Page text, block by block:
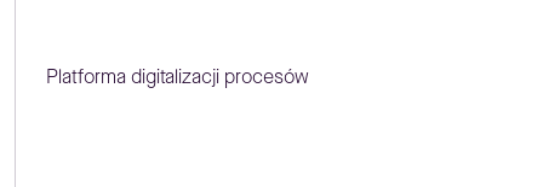
Platforma digitalizacji procesów